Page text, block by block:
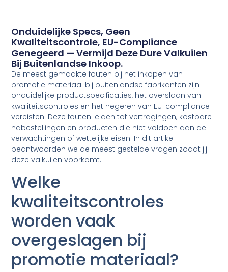
Onduidelijke Specs, Geen
Kwaliteitscontrole, EU-Compliance
Genegeerd — Vermijd Deze Dure Valkuilen
Bij Buitenlandse Inkoop.
De meest gemaakte fouten bij het inkopen van
promotie materiaal bij buitenlandse fabrikanten zijn
onduidelijke productspecificaties, het overslaan van
kwaliteitscontroles en het negeren van EU-compliance
vereisten. Deze fouten leiden tot vertragingen, kostbare
nabestellingen en producten die niet voldoen aan de
verwachtingen of wettelijke eisen. In dit artikel
beantwoorden we de meest gestelde vragen zodat jij
deze valkuilen voorkomt.
Welke
kwaliteitscontroles
worden vaak
overgeslagen bij
promotie materiaal?